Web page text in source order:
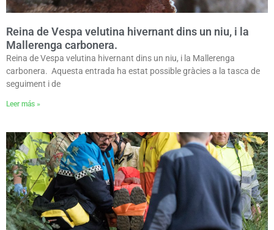
Reina de Vespa velutina hivernant dins un niu, i la
Mallerenga carbonera.
Reina de Vespa velutina hivernant dins un niu, i la Mallerenga
carbonera. Aquesta entrada ha estat possible gràcies a la tasca de
seguiment i de
Leer más »